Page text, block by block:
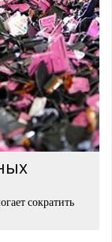
сократить